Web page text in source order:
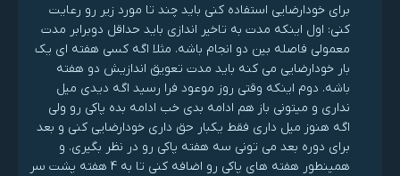
برای خودارضایی استفاده کنی باید چند تا مورد زیر رو رعایت
کنی: اول اینکه مدت به تاخیر اندازی باید حداقل دوبرابر مدت
معمولی فاصله بین دو انجام باشه. مثلا اگه کسی هفته ای یک
بار خودارضایی می کنه باید مدت تعویق اندازیش دو هفته
باشه. دوم اینکه وقتی روز موعود فرا رسید اگه دیدی میل
نداری و میتونی باز هم ادامه بدی خب ادامه بده پاکی رو ولی
اگه هنوز میل داری فقط یکبار حق داری خودارضایی کنی و بعد
برای دوره بعد می تونی سه هفته پاکی رو در نظر بگیری. و
همینطور هفته های پاکی رو اضافه کنی تا به 4 هفته پشت سر